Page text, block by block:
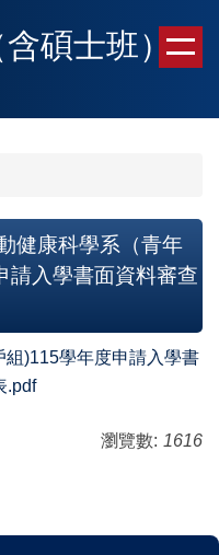
碩士班）
健康科學系（青年
請入學書面資料審查
)115學年度申請入學書
.pdf
瀏覽數: 1616